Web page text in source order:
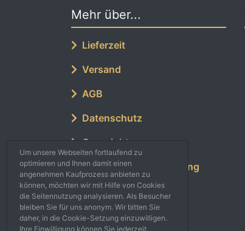
Mehr über...
Lieferzeit
Versand
AGB
Datenschutz
Copyright
Rücktritt/Gewährleistung
Kontakt
Impressum
Um unsere Webseiten fortlaufend zu
optimieren und Ihnen damit einen
angenehmen Kaufprozess anbieten zu
können, möchten wir mit Hilfe von Cookies
die Seitennutzung analysieren. Als Besucher
bleiben Sie für uns anonym. Wir bitten Sie
daher, in die Cookie-Setzung einzuwilligen.
Ihre Einwilligung können Sie jederzeit